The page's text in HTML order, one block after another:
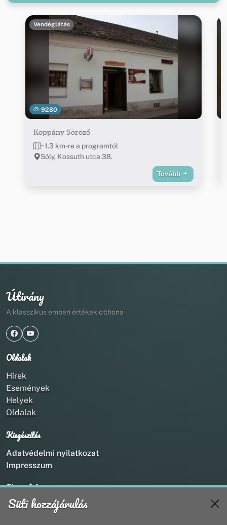
9280
Vendéglátás
Koppány Söröző
~1.3 km-re a programtól
Sóly, Kossuth utca 38.
Tovább
Útirány
A klasszikus emberi értékek otthona
Oldalak
Hírek
Események
Helyek
Oldalak
Kiegészítés
Adatvédelmi nyilatkozat
Impresszum
Kapcsolat
+36 20 211 1888
Süti hozzájárulás